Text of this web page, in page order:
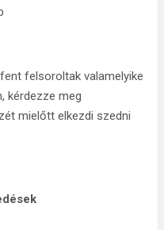
felsoroltak valamelyike
kérdezze meg
mielőtt elkezdi szedni